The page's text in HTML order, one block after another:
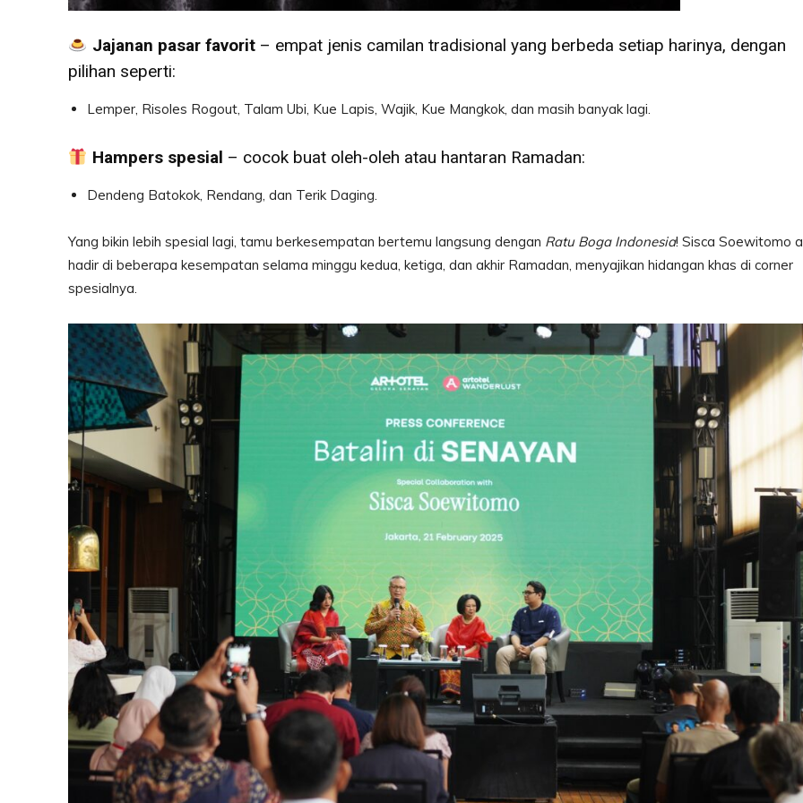
Jajanan pasar favorit– empat jenis camilan tradisional yang berbeda setiap harinya, dengan
pilihan seperti:
Lemper, Risoles Rogout, Talam Ubi, Kue Lapis, Wajik, Kue Mangkok, dan masih banyak lagi.
Hampers spesial – cocok buat oleh-oleh atau hantaran Ramadan:
Dendeng Batokok, Rendang, dan Terik Daging.
Yang bikin lebih spesial lagi, tamu berkesempatan bertemu langsung dengan Ratu Boga Indonesia! Sisca Soewitomo
hadir di beberapa kesempatan selama minggu kedua, ketiga, dan akhir Ramadan, menyajikan hidangan khas di corner
spesialnya.